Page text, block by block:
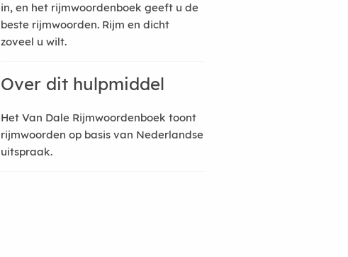
in, en het rijmwoordenboek geeft u de
beste rijmwoorden. Rijm en dicht
zoveel u wilt.
Over dit hulpmiddel
Het Van Dale Rijmwoordenboek toont
rijmwoorden op basis van Nederlandse
uitspraak.